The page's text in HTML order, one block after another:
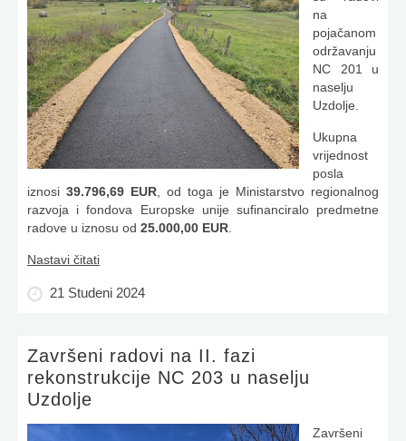
na
pojačanom
održavanju
NC 201 u
naselju
Uzdolje.
Ukupna
vrijednost
posla
iznosi 39.796,69 EUR , od toga je Ministarstvo regionalnog
razvoja i fondova Europske unije sufinanciralo predmetne
radove u iznosu od 25.000,00 EUR
Nastavi čitati
21 Studeni 2024
Završeni radovi na II. fazi
rekonstrukcije NC 203 u naselju
Uzdolje
Završeni